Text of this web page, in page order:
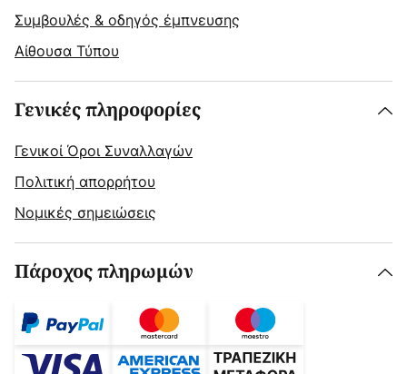
Συμβουλές & οδηγός έμπνευσης
Αίθουσα Τύπου
Γενικές πληροφορίες
Γενικοί Όροι Συναλλαγών
Πολιτική απορρήτου
Νομικές σημειώσεις
Πάροχος πληρωμών